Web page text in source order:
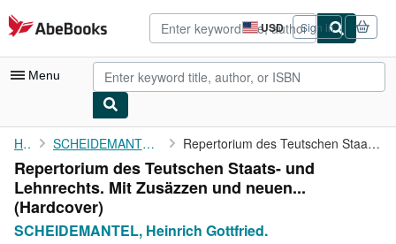
Skip to main content
AbeBooks.com USD
Site
shopping
preferences
Sign in
Menu
My Account
My Purchases
Sign Off
Advanced Search
Home SCHEIDEMANTEL, Heinrich Gottfried. Repertorium des Teutschen Staats- und Lehnrechts. Mit Zusäzzen ...
Repertorium des Teutschen Staats- und
Lehnrechts. Mit Zusäzzen und neuen...
(Hardcover)
SCHEIDEMANTEL, Heinrich Gottfried.